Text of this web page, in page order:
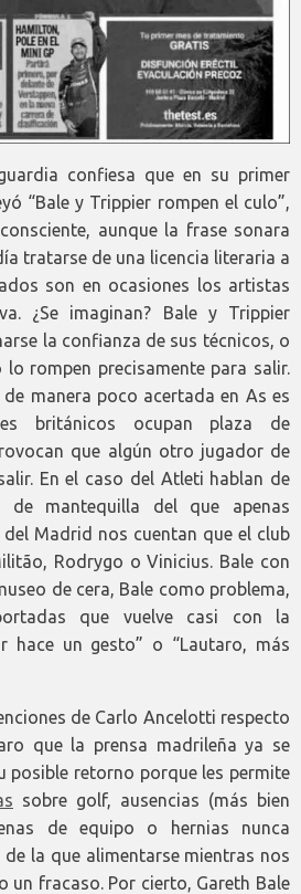
confiesa que en su primer
“Bale y Trippier rompen el culo”,
aunque la frase sonara
tratarse de una licencia literaria a
son en ocasiones los artistas
¿Se imaginan? Bale y Trippier
la confianza de sus técnicos, o
rompen precisamente para salir.
manera poco acertada en As es
británicos ocupan plaza de
que algún otro jugador de
En el caso del Atleti hablan de
mantequilla del que apenas
Madrid nos cuentan que el club
Rodrygo o Vinicius. Bale con
de cera, Bale como problema,
que vuelve casi con la
hace un gesto” o “Lautaro, más
de Carlo Ancelotti respecto
que la prensa madrileña ya se
posible retorno porque les permite
sobre golf, ausencias (más bien
de equipo o hernias nunca
la que alimentarse mientras nos
un fracaso. Por cierto, Gareth Bale